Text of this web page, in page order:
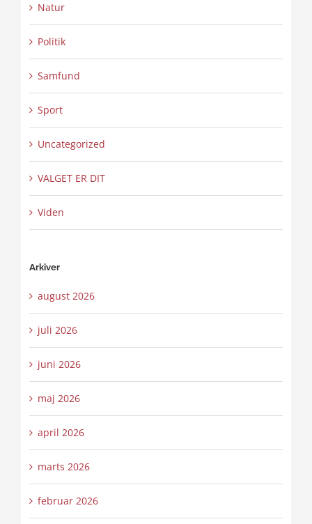
Natur
Politik
Samfund
Sport
Uncategorized
VALGET ER DIT
Viden
Arkiver
august 2026
juli 2026
juni 2026
maj 2026
april 2026
marts 2026
februar 2026